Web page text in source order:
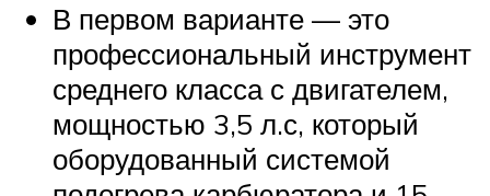
В первом варианте — это
профессиональный инструмент
среднего класса с двигателем,
мощностью 3,5 л.с, который
оборудованный системой